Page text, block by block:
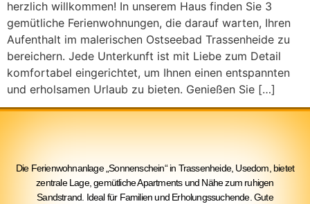
herzlich willkommen! In unserem Haus finden Sie 3
gemütliche Ferienwohnungen, die darauf warten, Ihren
Aufenthalt im malerischen Ostseebad Trassenheide zu
bereichern. Jede Unterkunft ist mit Liebe zum Detail
komfortabel eingerichtet, um Ihnen einen entspannten
und erholsamen Urlaub zu bieten. Genießen Sie […]
Die Ferienwohnanlage „Sonnenschein“ in Trassenheide, Usedom, bietet
zentrale Lage, gemütliche Apartments und Nähe zum ruhigen
Sandstrand. Ideal für Familien und Erholungssuchende. Gute